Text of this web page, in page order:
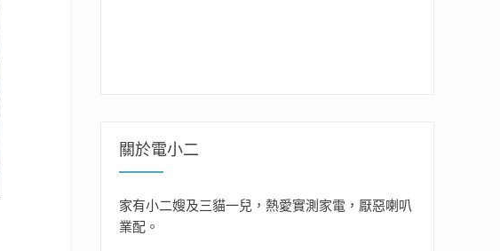
關於電小二
家有小二嫂及三貓一兒，熱愛實測家電，厭惡喇叭
業配。